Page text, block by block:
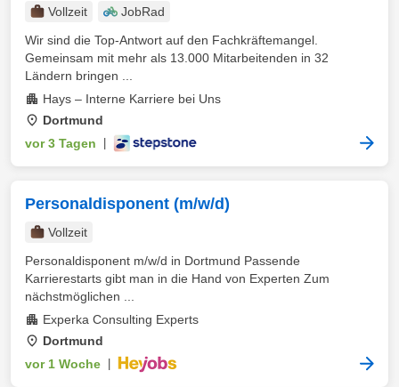
Vollzeit
JobRad
Wir sind die Top-Antwort auf den Fachkräftemangel.
Gemeinsam mit mehr als 13.000 Mitarbeitenden in 32
Ländern bringen ...
Hays – Interne Karriere bei Uns
Dortmund
vor 3 Tagen
Personaldisponent (m/w/d)
Vollzeit
Personaldisponent m/w/d in Dortmund Passende
Karrierestarts gibt man in die Hand von Experten Zum
nächstmöglichen ...
Experka Consulting Experts
Dortmund
vor 1 Woche